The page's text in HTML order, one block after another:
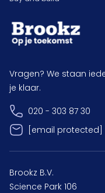
Vragen? We staan
je klaar.
020 - 303 87 30
[email protected]
Brookz B.V.
Science Park 106